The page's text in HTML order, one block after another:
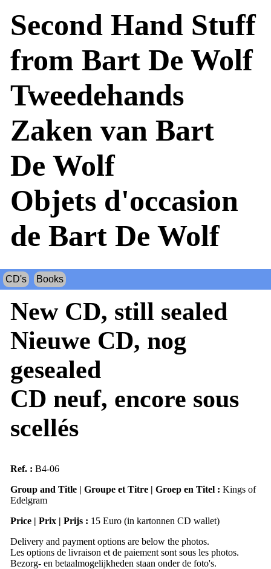
Second Hand Stuff
from Bart De Wolf
Tweedehands
Zaken van Bart
De Wolf
Objets d'occasion
de Bart De Wolf
CD's Books
New CD, still sealed
Nieuwe CD, nog
gesealed
CD neuf, encore sous
scellés
Ref. : B4-06
Group and Title | Groupe et Titre | Groep en Titel : Kings of
Edelgram
Price | Prix | Prijs : 15 Euro (in kartonnen CD wallet)
Delivery and payment options are below the photos.
Les options de livraison et de paiement sont sous les photos.
Bezorg- en betaalmogelijkheden staan ​​onder de foto's.